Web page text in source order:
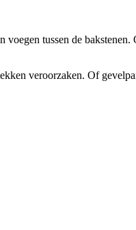
tussen de
veroorzaken. Of